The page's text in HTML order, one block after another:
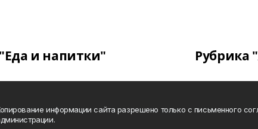
и напитки" Рубрика
информации сайта разрешено только с письменного